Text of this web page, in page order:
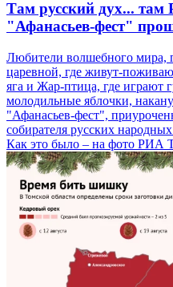
Там русский дух... там
"Афанасьев-фест"
Любители волшебного мира,
царевной, где живут-
яга и Жар-птица, где играют
молодильные яблочки,
"Афанасьев-фест",
собирателя русских
Как это было – на фото РИА